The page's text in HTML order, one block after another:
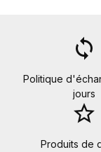
loop
Politique
jours
star_border
Produits de